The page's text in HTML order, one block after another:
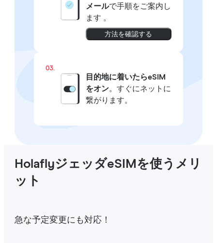
メールで手順をご案内し
ます 。
方法を確認する
03.
目的地に着いたらeSIM
をオン。すぐにネットに
繋がります。
HolaflyジェッダeSIMを使うメリ
ット
急な予定変更にも対応！